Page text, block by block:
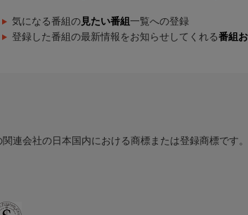
気になる番組の 見たい番組 一覧への登録
登録した番組の最新情報をお知らせしてくれる番組
連会社の日本国内における商標または登録商標です。